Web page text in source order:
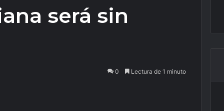
será sin
0 Lectura de 1 minuto